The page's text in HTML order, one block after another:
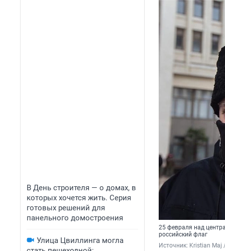
В День строителя — о домах, в
которых хочется жить. Серия
готовых решений для
панельного домостроения
Улица Цвиллинга могла
говорили о
отношений,
Верховной
там
За
Украины
Оппозиция с
после их
массовыми
разному. В
обвиняют ее
25 февраля над
российский флаг
Источник: Kristian Maj